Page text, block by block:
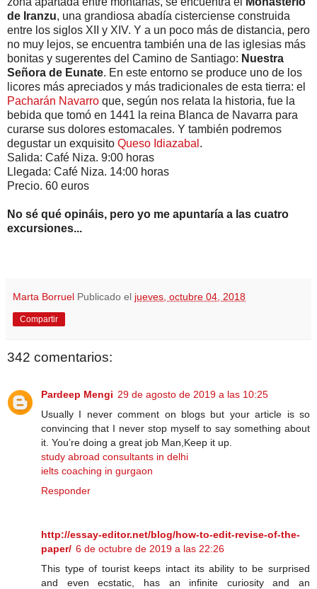
de Iranzu, una grandiosa abadía cisterciense construida
entre los siglos XII y XIV. Y a un poco más de distancia, pero
no muy lejos, se encuentra también una de las iglesias más
bonitas y sugerentes del Camino de Santiago: Nuestra
Señora de Eunate. En este entorno se produce uno de los
licores más apreciados y más tradicionales de esta tierra: el
Pacharán Navarro que, según nos relata la historia, fue la
bebida que tomó en 1441 la reina Blanca de Navarra para
curarse sus dolores estomacales. Y también podremos
degustar un exquisito Queso Idiazabal .
Salida: Café Niza. 9:00 horas
Llegada: Café Niza. 14:00 horas
Precio. 60 euros
No sé qué opináis, pero yo me apuntaría a las cuatro
excursiones...
Marta Borruel Publicado el jueves, octubre 04, 2018
Compartir
342 comentarios:
Pardeep Mengi 29 de agosto de 2019 a las 10:25
Usually I never comment on blogs but your article is so
convincing that I never stop myself to say something about
it. You’re doing a great job Man,Keep it up.
study abroad consultants in delhi
ielts coaching in gurgaon
Responder
http://essay-editor.net/blog/how-to-edit-revise-of-the-
paper/ 6 de octubre de 2019 a las 22:26
This type of tourist keeps intact its ability to be surprised
and even ecstatic, has an infinite curiosity and an